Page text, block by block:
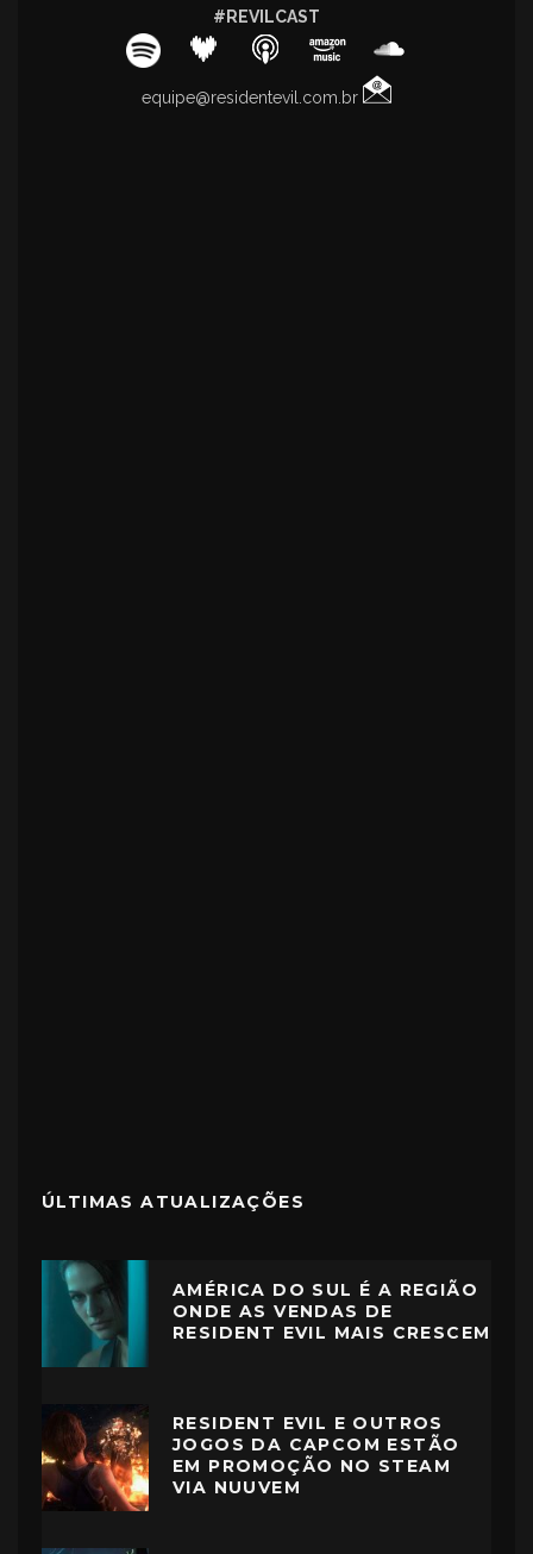
#REVILCAST
equipe@residentevil.com.br
ÚLTIMAS ATUALIZAÇÕES
AMÉRICA DO SUL É A REGIÃO
ONDE AS VENDAS DE
RESIDENT EVIL MAIS CRESCEM
RESIDENT EVIL E OUTROS
JOGOS DA CAPCOM ESTÃO
EM PROMOÇÃO NO STEAM
VIA NUUVEM